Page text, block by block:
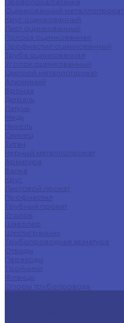
Оцинкованный металлопрокат
Круг оцинкованный
Лист оцинкованный
Полоса оцинкованная
Профнастил оцинкованный
Труба оцинкованная
Уголок оцинкованный
Цветной металлопрокат
Алюминий
Бронза
Дюраль
Латунь
Медь
Никель
Свинец
Титан
Черный металлопрокат
Арматура
Балка
Круг
Листовой прокат
Профнастил
Трубный прокат
Уголок
Швеллер
Шестигранник
Трубопроводная арматура
Отводы
Переходы
Тройники
Фланцы
Опоры трубопровода